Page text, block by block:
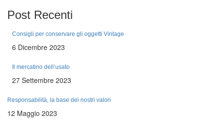
Post Recenti
Consigli per conservare gli oggetti Vintage
6 Dicembre 2023
Il mercatino dell’usato
27 Settembre 2023
Responsabilità, la base dei nostri valori
12 Maggio 2023